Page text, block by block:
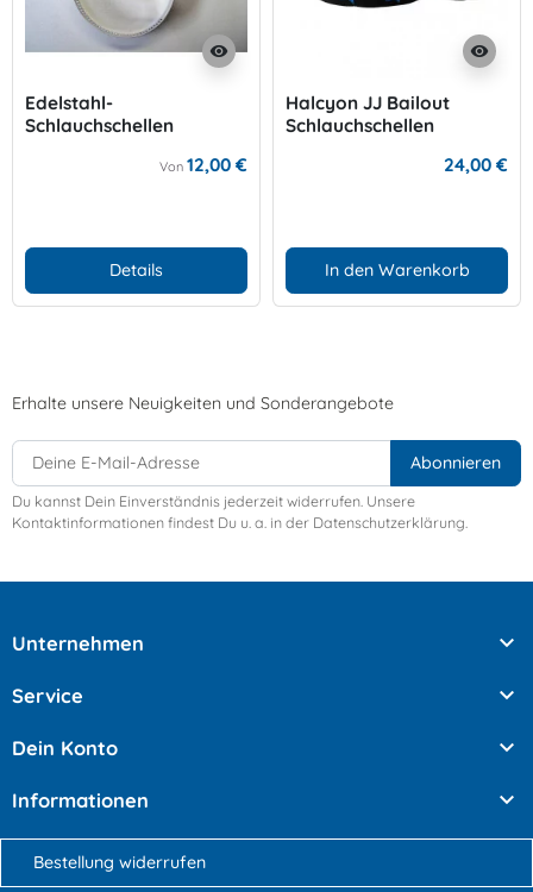
visibility
Edelstahl-
Schlauchschellen
Von 12,00 €
Details
visibility
Halcyon JJ Bailout
Schlauchschellen
24,00 €
In den Warenkorb
Erhalte unsere Neuigkeiten und Sonderangebote
Du kannst Dein Einverständnis jederzeit widerrufen. Unsere
Kontaktinformationen findest Du u. a. in der Datenschutzerklärung.
Unternehmen 
Service 
Dein Konto 
Informationen 
Bestellung widerrufen